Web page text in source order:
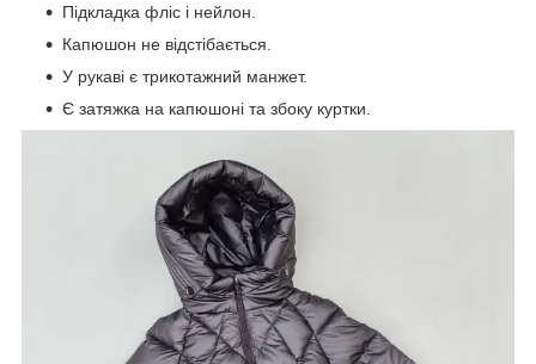
Підкладка фліс і нейлон.
Капюшон не відстібається.
У рукаві є трикотажний манжет.
Є затяжка на капюшоні та збоку куртки.